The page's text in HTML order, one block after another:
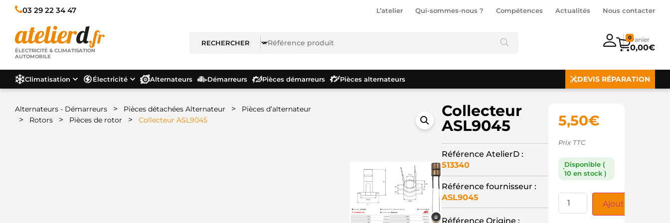
03 29 22 34 47 L’atelier Qui-sommes-nous ? Compétences Actualités Nous contacter
ÉLECTRICITÉ & CLIMATISATION
AUTOMOBILE
0,00€
0
Climatisation Électricité Alternateurs Démarreurs Pièces démarreurs Pièces alternateurs DEVIS RÉPARATION
Alternateurs - Démarreurs > Pièces détachées Alternateur > Pièces d’alternateur
> Rotors > Pièces de rotor > Collecteur ASL9045
Collecteur
ASL9045
Référence AtelierD :
513340
Référence fournisseur :
ASL9045
Référence Origine :
5,50€
Prix TTC
Disponible (
10 en stock )
Ajouter au